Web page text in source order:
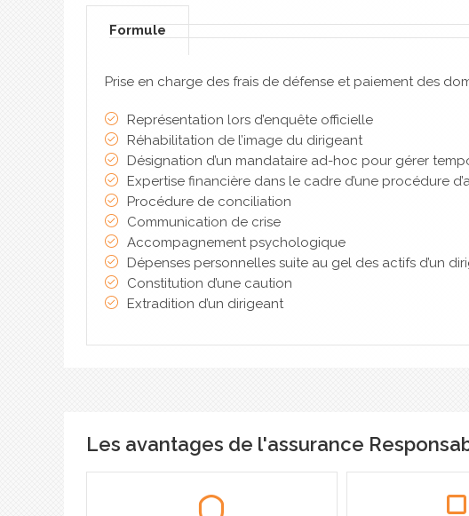
Formule
Prise en charge des frais de défense et paiement des
Représentation lors d’enquête officielle
Réhabilitation de l’image du dirigeant
Désignation d’un mandataire ad-hoc pour gérer
Expertise financière dans le cadre d’une procédure
Procédure de conciliation
Communication de crise
Accompagnement psychologique
Dépenses personnelles suite au gel des actifs d’un
Constitution d’une caution
Extradition d’un dirigeant
Les avantages de l'assurance